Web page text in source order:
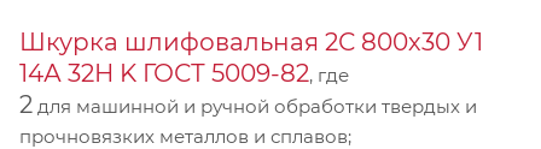
Шкурка шлифовальная 2С 800х30 У1
14А 32Н K ГОСТ 5009-82, где
2 для машинной и ручной обработки твердых и
прочновязких металлов и сплавов;